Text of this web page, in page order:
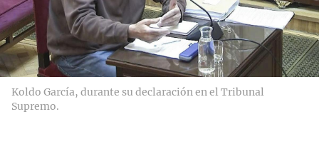
Koldo García, durante su declaración en el Tribunal
Supremo.